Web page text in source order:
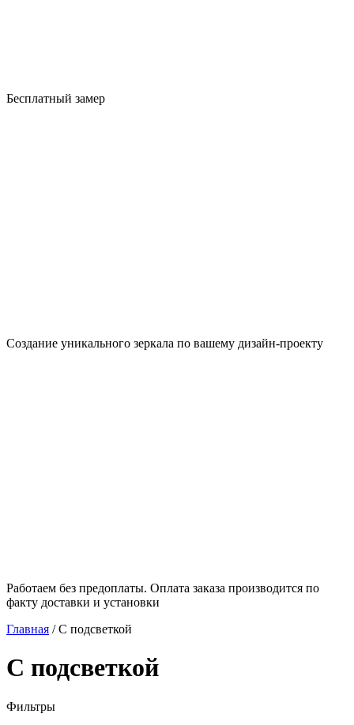
Бесплатный замер
Создание уникального зеркала по вашему дизайн-проекту
Работаем без предоплаты. Оплата заказа производится по
факту доставки и установки
Главная /С подсветкой
С подсветкой
Фильтры